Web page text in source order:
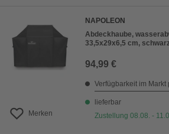
Merken
NAPOLEON
Abdeckhaube,
33,5x29x6,5 cm,
94,99 €
Verfügbarkeit im Markt
lieferbar
Zustellung 08.08. -